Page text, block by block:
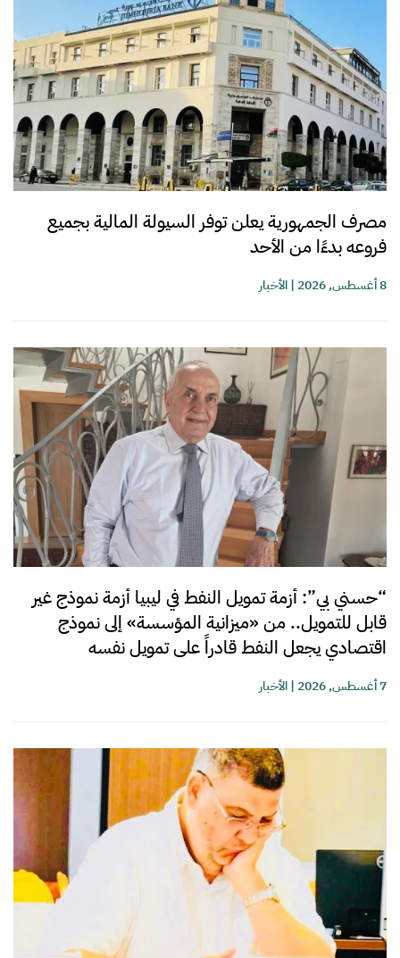
مصرف الجمهورية يعلن توفر السيولة المالية بجميع
فروعه بدءًا من الأحد
8 أغسطس, 2026 |الأخبار
“حسني بي”: أزمة تمويل النفط في ليبيا أزمة نموذج غير
قابل للتمويل.. من «ميزانية المؤسسة» إلى نموذج
اقتصادي يجعل النفط قادراً على تمويل نفسه
7 أغسطس, 2026 |الأخبار